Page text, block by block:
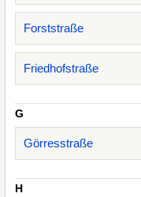
Forststraße
Friedhofstraße
G
Görresstraße
H